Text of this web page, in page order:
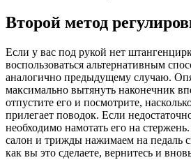
Второй метод
Если у вас под рукой нет
воспользоваться альтернативным
аналогично предыдущему случаю.
максимально вытянуть наконечник
отпустите его и посмотрите,
прилегает поводок. Если
необходимо намотать его на
салон и трижды нажимаем на педаль
как вы это сделаете, вернитесь и